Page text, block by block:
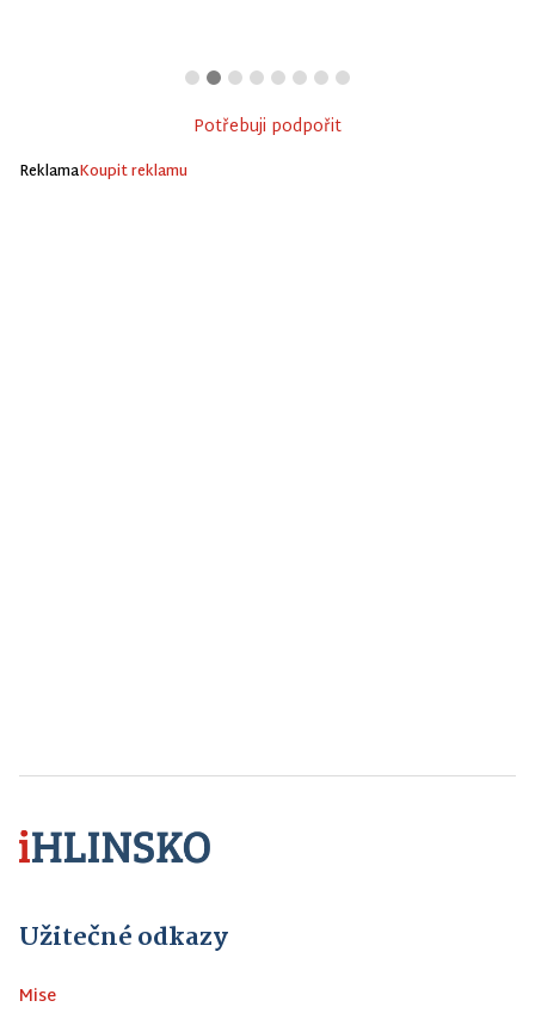
Potřebuji podpořit
ReklamaKoupit reklamu
Užitečné odkazy
Mise